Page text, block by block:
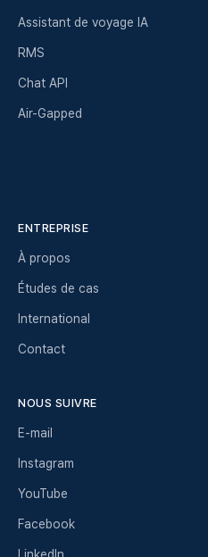
Assistant de voyage IA
RMS
Chat API
Air-Gapped
ENTREPRISE
À propos
Études de cas
International
Contact
NOUS SUIVRE
E-mail
Instagram
YouTube
Facebook